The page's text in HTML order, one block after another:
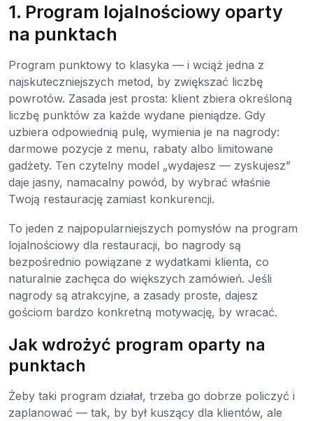
1. Program lojalnościowy oparty
na punktach
Program punktowy to klasyka — i wciąż jedna z
najskuteczniejszych metod, by zwiększać liczbę
powrotów. Zasada jest prosta: klient zbiera określoną
liczbę punktów za każde wydane pieniądze. Gdy
uzbiera odpowiednią pulę, wymienia je na nagrody:
darmowe pozycje z menu, rabaty albo limitowane
gadżety. Ten czytelny model „wydajesz — zyskujesz”
daje jasny, namacalny powód, by wybrać właśnie
Twoją restaurację zamiast konkurencji.
To jeden z najpopularniejszych pomysłów na program
lojalnościowy dla restauracji, bo nagrody są
bezpośrednio powiązane z wydatkami klienta, co
naturalnie zachęca do większych zamówień. Jeśli
nagrody są atrakcyjne, a zasady proste, dajesz
gościom bardzo konkretną motywację, by wracać.
Jak wdrożyć program oparty na
punktach
Żeby taki program działał, trzeba go dobrze policzyć i
zaplanować — tak, by był kuszący dla klientów, ale